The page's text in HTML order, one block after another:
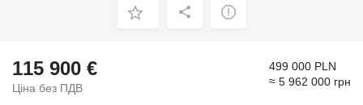
115 900 €
Ціна без ПДВ
499 000 PLN
≈ 5 962 000 грн